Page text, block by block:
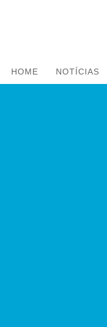
HOME NOTÍCIAS